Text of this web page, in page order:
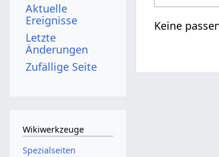
Keine
Aktuelle
Ereignisse
Letzte
Änderungen
Zufällige Seite
Wikiwerkzeuge
Spezialseiten